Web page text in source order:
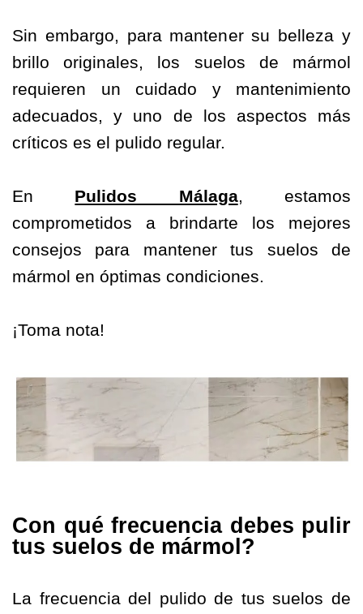
Sin embargo, para mantener su belleza y
brillo originales, los suelos de mármol
requieren un cuidado y mantenimiento
adecuados, y uno de los aspectos más
críticos es el pulido regular.
En Pulidos Málaga, estamos
comprometidos a brindarte los mejores
consejos para mantener tus suelos de
mármol en óptimas condiciones.
¡Toma nota!
Con qué frecuencia debes pulir
tus suelos de mármol?
La frecuencia del pulido de tus suelos de